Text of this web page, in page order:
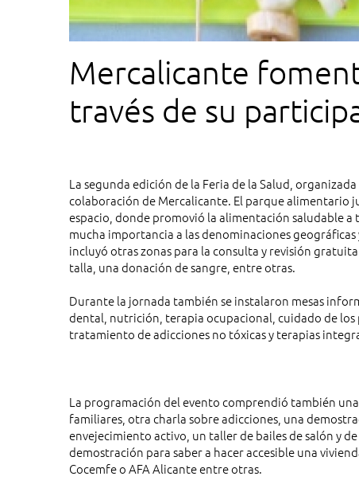
Mercalicante
través de su
La segunda edición de la Feria de la Salud,
colaboración de Mercalicante. El parque alimentario
espacio, donde promovió la alimentación saludable a
mucha importancia a las denominaciones
incluyó otras zonas para la consulta y revisión
talla, una donación de sangre, entre otras.
Durante la jornada también se instalaron mesas
dental, nutrición, terapia ocupacional, cuidado de
tratamiento de adicciones no tóxicas y terapias
La programación del evento comprendió también
familiares, otra charla sobre adicciones, una
envejecimiento activo, un taller de bailes de salón y
demostración para saber a hacer accesible una
Cocemfe o AFA Alicante entre otras.